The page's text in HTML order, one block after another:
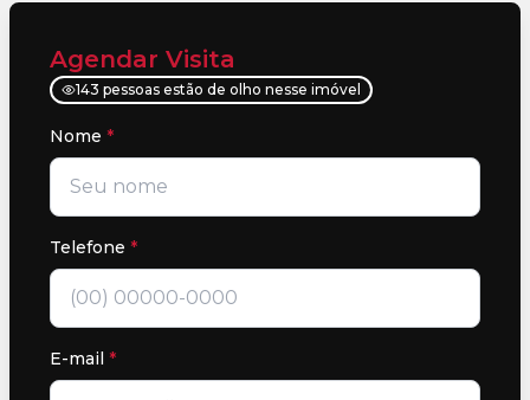
Agendar Visita
143 pessoas estão de olho nesse imóvel
Nome *
Telefone *
E-mail *